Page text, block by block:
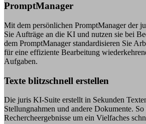
PromptManager
Mit dem persönlichen PromptManager der
Sie Aufträge an die KI und nutzen sie bei
dem PromptManager standardisieren Sie
für eine effiziente Bearbeitung
Aufgaben.
Texte blitzschnell erstellen
Die juris KI-Suite erstellt in Sekunden
Stellungnahmen und andere Dokumente.
Rechercheergebnisse um ein Vielfaches